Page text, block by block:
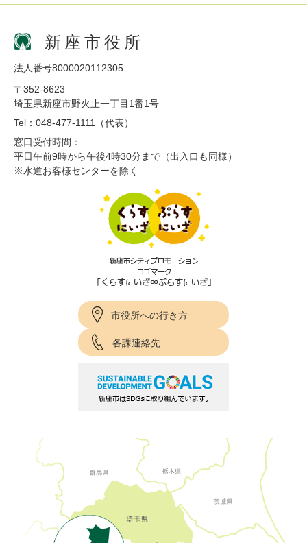
新座市役所
法人番号8000020112305
〒352-8623
埼玉県新座市野火止一丁目1番1号
Tel：048-477-1111（代表）
窓口受付時間：
平日午前9時から午後4時30分まで（出入口も同様）
※水道お客様センターを除く
市役所への行き方
各課連絡先